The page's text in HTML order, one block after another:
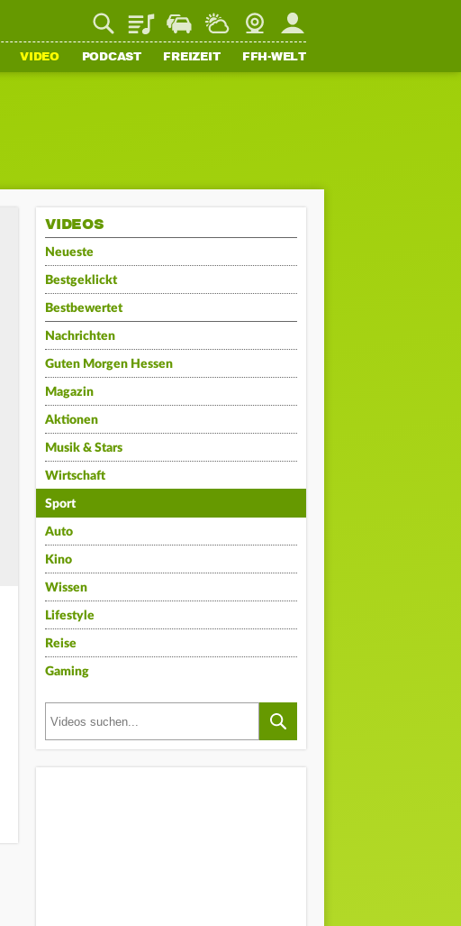
PlaylistStaupilotWetterWebcamMein FFH
VIDEO PODCAST FREIZEIT FFH-WELT
VIDEOS
Neueste
Bestgeklickt
Bestbewertet
Nachrichten
Guten Morgen Hessen
Magazin
Aktionen
Musik & Stars
Wirtschaft
Sport
Auto
Kino
Wissen
Lifestyle
Reise
Gaming